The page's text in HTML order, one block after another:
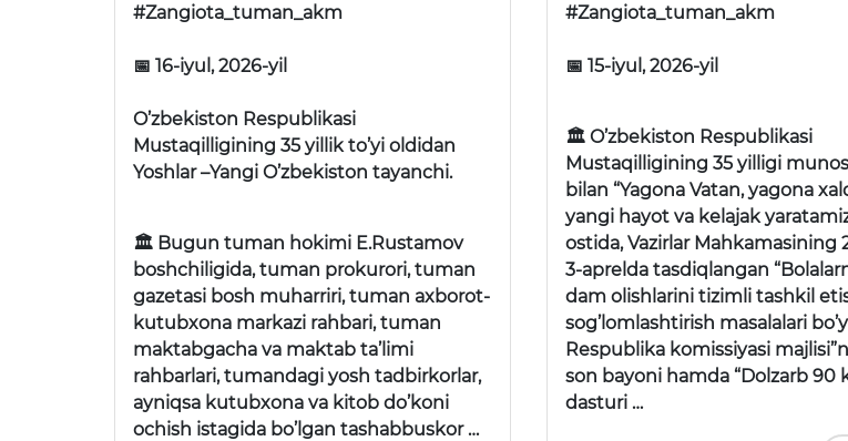
#Zangiota_tuman_akm
📅 16-iyul, 2026-yil
O’zbekiston Respublikasi
Mustaqilligining 35 yillik to’yi oldidan
Yoshlar –Yangi O’zbekiston tayanchi.
🏛 Bugun tuman hokimi E.Rustamov
boshchiligida, tuman prokurori, tuman
gazetasi bosh muharriri, tuman axborot-
kutubxona markazi rahbari, tuman
maktabgacha va maktab ta’limi
rahbarlari, tumandagi yosh tadbirkorlar,
ayniqsa kutubxona va kitob do’koni
ochish istagida bo’lgan tashabbuskor …
#Zangiota_tuman_akm
📅 15-iyul, 2026-yil
🏛 O’zbekiston Respublikasi
Mustaqilligining 35 yilligi
bilan “Yagona Vatan, yagona
yangi hayot va kelajak
ostida, Vazirlar Mahkamasining
3-aprelda tasdiqlangan
dam olishlarini tizimli tashkil
sog’lomlashtirish masalalari
Respublika komissiyasi
son bayoni hamda “Dolzarb 90
dasturi …